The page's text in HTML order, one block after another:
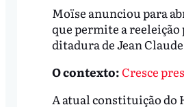
Moïse anunciou para
que permite a
ditadura de Jean
O contexto:Cresce
A atual constituição do